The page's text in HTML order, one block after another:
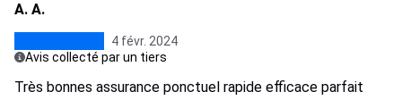
A. A.
4 févr. 2024
Avis collecté par un tiers
Très bonnes assurance ponctuel rapide efficace parfait